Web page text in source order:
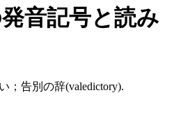
音記号と読み
；告別の辞(valedictory).